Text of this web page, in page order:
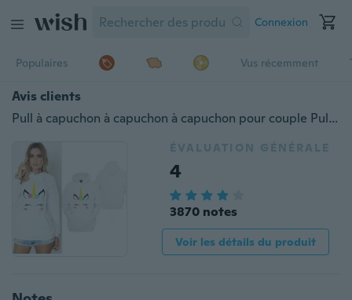
Connexion
Populaires Vus récemment
Avis clients
Pull à capuchon à capuchon à capuchon pour couple Pull à capuchon avec poches, imprimé licorne et licorne pour femme
ÉVALUATION GÉNÉRALE
4
3870 notes
Voir les détails du produit